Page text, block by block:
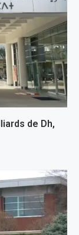
de Dh,